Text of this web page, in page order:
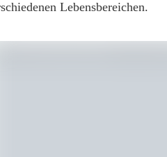
Lebensbereichen.